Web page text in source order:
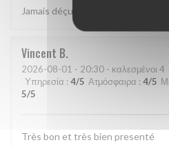
Jamais déçu chez cabane.. jf Bury
Vincent B
2026-08-01 - 20:30 - καλεσμένοι 4
Υπηρεσία : 4/5 Ατμόσφαιρα : 4/5
5/5
Très bon et très bien presenté